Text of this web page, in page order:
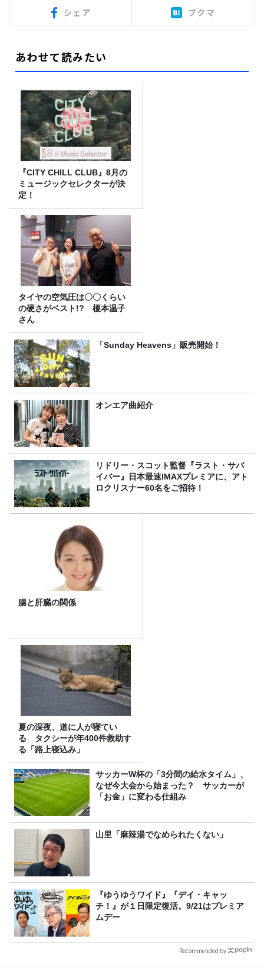
シェア ブクマ
あわせて読みたい
『CITY CHILL CLUB』8月の
ミュージックセレクターが決
定！
タイヤの空気圧は〇〇くらい
の硬さがベスト!? 榎本温子
さん
「Sunday Heavens」販売開始！
オンエア曲紹介
リドリー・スコット監督『ラスト・サバ
イバー』日本最速IMAXプレミアに、アト
ロクリスナー60名をご招待！
腸と肝臓の関係
夏の深夜、道に人が寝てい
る タクシーが年400件救助す
る「路上寝込み」
サッカーW杯の「3分間の給水タイム」、
なぜ今大会から始まった？ サッカーが
「お金」に変わる仕組み
山里「麻辣湯でなめられたくない」
『ゆうゆうワイド』『デイ・キャッ
チ！』が１日限定復活。9/21はプレミア
ムデー
Recommended by